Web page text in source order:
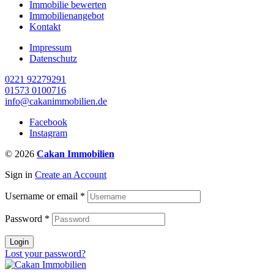
Immobilie bewerten
Immobilienangebot
Kontakt
Impressum
Datenschutz
0221 92279291
01573 0100716
info@cakanimmobilien.de
Facebook
Instagram
© 2026 Cakan Immobilien
Sign in Create an Account
Username or email *
Password *
Login
Lost your password?